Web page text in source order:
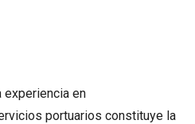
experiencia en
portuarios constituye la